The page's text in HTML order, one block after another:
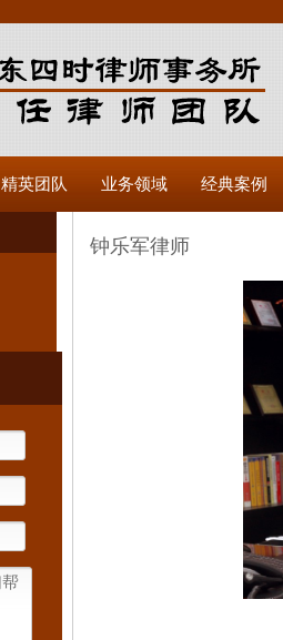
精英团队 业务领域 经典案例
钟乐军律师